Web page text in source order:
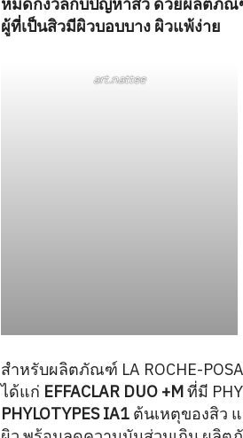
หมดกังวลกับปัญหาสิว ด้วยผลิตภัณฑ์
ผู้ที่เป็นสิวมีผิวบอบบาง ผิวแพ้ง่าย
art.nattee
สำหรับผลิตภัณฑ์ LA ROCHE-
ได้แก่ EFFACLAR DUO +Mที่มี
PHYLOTYPES IA1 ต้นเหตุของสิว